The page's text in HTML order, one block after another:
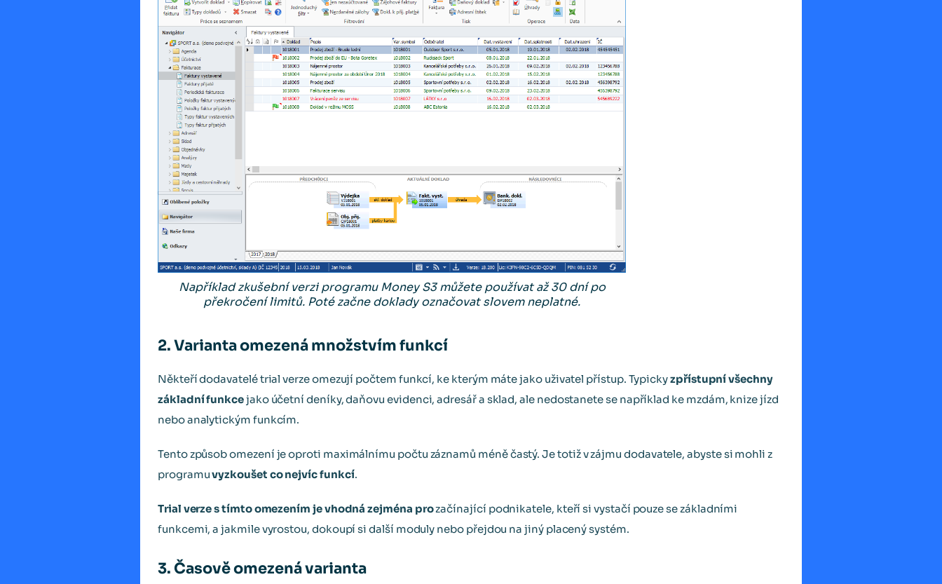
Například zkušební verzi programu Money S3 můžete používat až 30 dní po
překročení limitů. Poté začne doklady označovat slovem neplatné.
2. Varianta omezená množstvím funkcí
Někteří dodavatelé trial verze omezují počtem funkcí, ke kterým máte jako uživatel přístup. Typickyzpřístupní všechny
základní funkcejako účetní deníky, daňovu evidenci, adresář a sklad, ale nedostanete se například ke mzdám, knize jízd
nebo analytickým funkcím.
Tento způsob omezení je oproti maximálnímu počtu záznamů méně častý. Je totiž v zájmu dodavatele, abyste si mohli z
programuvyzkoušet co nejvíc funkcí.
Trial verze s tímto omezením je vhodná zejména prozačínající podnikatele, kteří si vystačí pouze se základními
funkcemi, a jakmile vyrostou, dokoupí si další moduly nebo přejdou na jiný placený systém.
3. Časově omezená varianta